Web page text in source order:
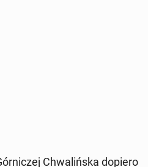
Chwa­liń­ska dopiero